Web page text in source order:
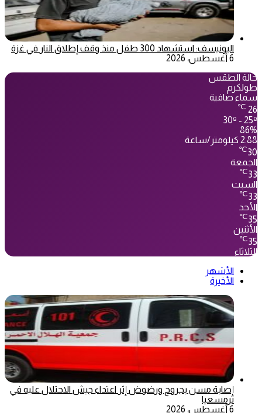
اليونيسف: استشهاد 300 طفل منذ وقف إطلاق النار في غزة
6 أغسطس، 2026
حالة الطقس
طولكرم
سماء صافية
26
℃
30º - 25º
86%
2.88 كيلومتر/ساعة
30
℃
الجمعة
33
℃
السبت
33
℃
الأحد
35
℃
الأثنين
35
℃
الثلاثاء
الأشهر
الأخيرة
إصابة مسن بجروح ورضوض إثر اعتداء جيش الاحتلال عليه في
ترمسعيا
6 أغسطس، 2026